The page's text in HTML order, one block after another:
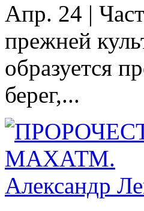
Апр. 24 |
прежней
образуется
берег,...